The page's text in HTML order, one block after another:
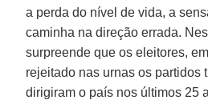
a perda do nível de vida, a
caminha na direção errada.
surpreende que os eleitores,
rejeitado nas urnas os partidos
dirigiram o país nos últimos 25